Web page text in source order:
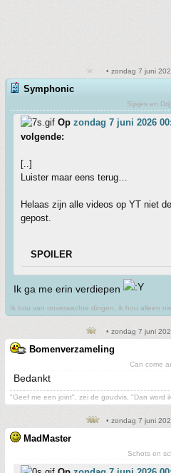
• zondag 7 juni
Symphonic
Sijsjes en
Op zondag 7 juni 2026
volgende:
[..]
Luister maar eens terug…
Helaas zijn alle videos op YT niet
gepost.
SPOILER
Ik ga me erin verdiepen
Ik hou van onverwachte dingen, ik hou alleen
• zondag 7 juni
Bomenverzameling
Can come
Bedankt
"Geef me een joint", zei de goudvis, "Dan word
• zondag 7 juni
MadMaster
Schots en